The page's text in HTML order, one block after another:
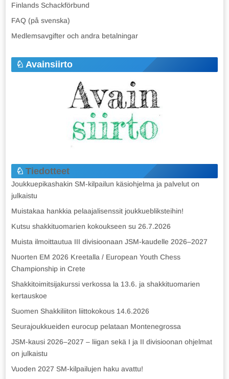
Finlands Schackförbund
FAQ (på svenska)
Medlemsavgifter och andra betalningar
Avainsiirto
Tiedotteet
Joukkuepikashakin SM-kilpailun käsiohjelma ja palvelut on
julkaistu
Muistakaa hankkia pelaajalisenssit joukkuebliksteihin!
Kutsu shakkituomarien kokoukseen su 26.7.2026
Muista ilmoittautua III divisioonaan JSM-kaudelle 2026–2027
Nuorten EM 2026 Kreetalla / European Youth Chess
Championship in Crete
Shakkitoimitsijakurssi verkossa la 13.6. ja shakkituomarien
kertauskoe
Suomen Shakkiliiton liittokokous 14.6.2026
Seurajoukkueiden eurocup pelataan Montenegrossa
JSM-kausi 2026–2027 – liigan sekä I ja II divisioonan ohjelmat
on julkaistu
Vuoden 2027 SM-kilpailujen haku avattu!